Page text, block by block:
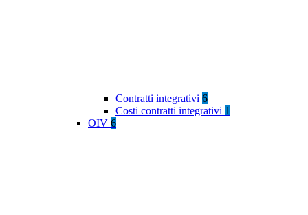
Contratti integrativi 6
Costi contratti integrativi 1
OIV 6